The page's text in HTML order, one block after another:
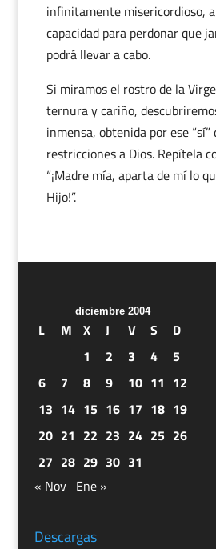
infinitamente misericordioso,
capacidad para perdonar que
podrá llevar a cabo.
Si miramos el rostro de la
ternura y cariño,
inmensa, obtenida por ese “sí”
restricciones a Dios. Repítela
“¡Madre mía, aparta de mí lo
Hijo!”.
diciembre 2004
L M X J V S
D
1
2 3 4
5
6
7 8 9 10 11 12
13 14 15 16 17 18 19
20 21 22 23 24 25 26
27 28 29 30 31
« Nov Ene »
Descargas